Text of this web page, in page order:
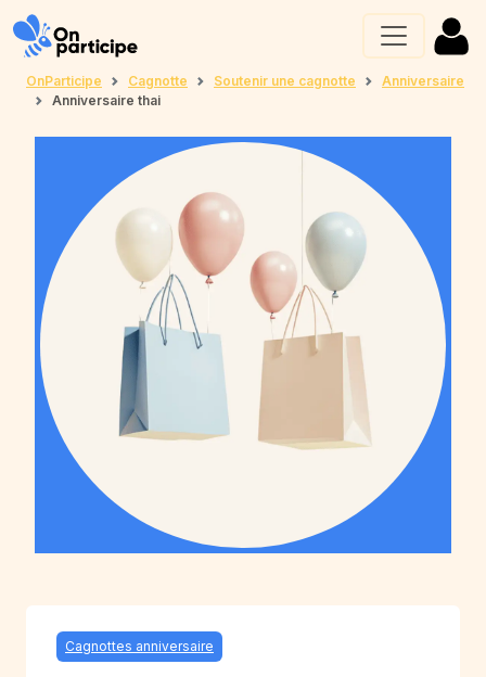
OnParticipe Cagnotte Soutenir une cagnotte
Anniversaire
Anniversaire thai
Cagnottes anniversaire